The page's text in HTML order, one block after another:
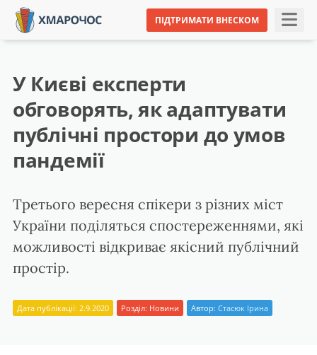
ПІДТРИМАТИ ВНЕСКОМ
У Києві експерти
обговорять, як адаптувати
публічні простори до умов
пандемії
Третього вересня спікери з різних міст
України поділяться спостереженнями, які
можливості відкриває якісний публічний
простір.
Дата публікації: 2.9.2020 Розділ: Новини Автор: Стасюк Ірина